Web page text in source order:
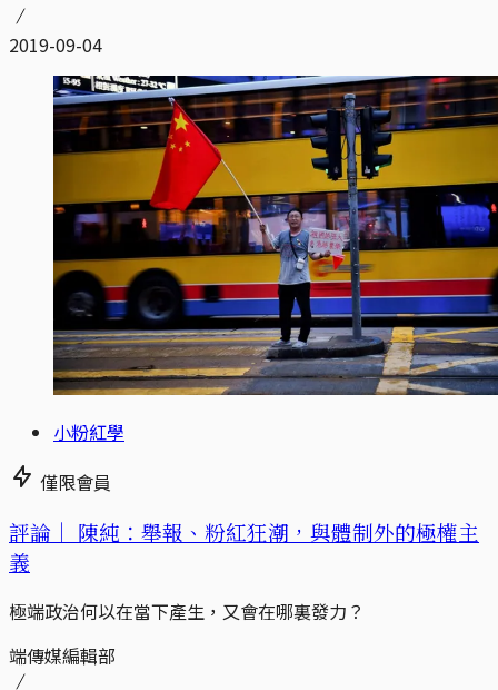
2019-09-04
小粉紅學
僅限會員
評論｜ 陳純：舉報、粉紅狂潮，與體制外的極權主
義
極端政治何以在當下產生，又會在哪裏發力？
端傳媒編輯部